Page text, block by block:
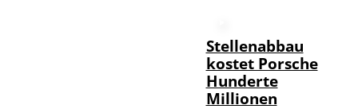
Stellenabbau
kostet Porsche
Hunderte
Millionen